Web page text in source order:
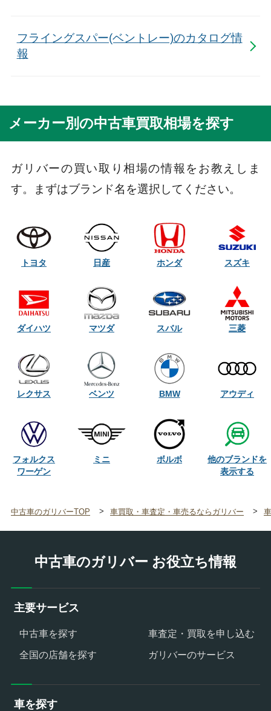
フライングスパー(ベントレー)のカタログ情
報
メーカー別の中古車買取相場を探す
ガリバーの買い取り相場の情報をお教えしま
す。まずはブランド名を選択してください。
トヨタ 日産 ホンダ スズキ
ダイハツ マツダ スバル 三菱
レクサス ベンツ BMW アウディ
フォルクス
ワーゲン
ミニ ボルボ 他のブランドを
中古車のガリバーTOP 車買取・車査定・車売るならガリバー
中古車のガリバー お役立ち情報
主要サービス
中古車を探す
車査定・買取を申し込む
全国の店舗を探す
ガリバーのサービス
車を探す